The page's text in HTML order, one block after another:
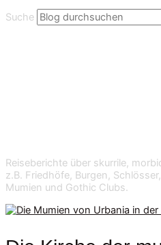
Suche
Reiseberichte über skurrile,
z.B. Friedhöfe, Burgen,
Mumien und Gothic Clubs.